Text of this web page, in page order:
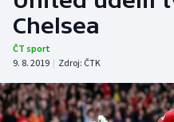
Atletika
DALŠÍ SPORTY
Chelsea
ČT sport
9. 8. 2019 | Zdroj: ČTK